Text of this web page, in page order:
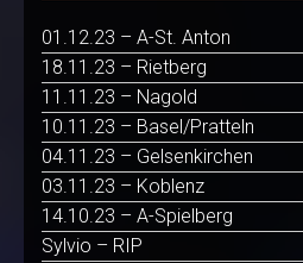
01.12.23 – A-St. Anton
18.11.23 – Rietberg
11.11.23 – Nagold
10.11.23 – Basel/Pratteln
04.11.23 – Gelsenkirchen
03.11.23 – Koblenz
14.10.23 – A-Spielberg
Sylvio – RIP